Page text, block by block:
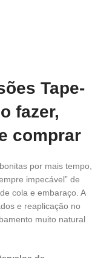
Tape-
fazer,
comprar
por mais tempo,
impecável” de
cola e embaraço. A
e reaplicação no
muito natural